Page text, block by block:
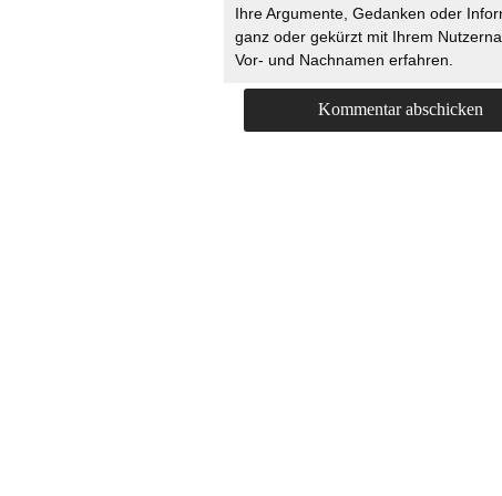
Ihre Argumente, Gedanken oder
ganz oder gekürzt mit Ihrem
Vor- und Nachnamen erfahren.